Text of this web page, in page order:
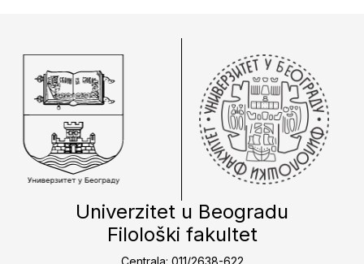
Univerzitet u Beogradu
Filološki fakultet
Centrala: 011/2638-622